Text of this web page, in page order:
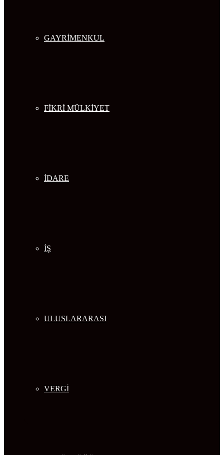
GAYRİMENKUL
FİKRİ MÜLKİYET
İDARE
İŞ
ULUSLARARASI
VERGİ